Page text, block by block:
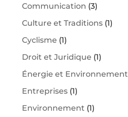
Communication (3)
Culture et Traditions(1)
Cyclisme (1)
Droit et Juridique (1)
Énergie et Environnement
Entreprises(1)
Environnement (1)